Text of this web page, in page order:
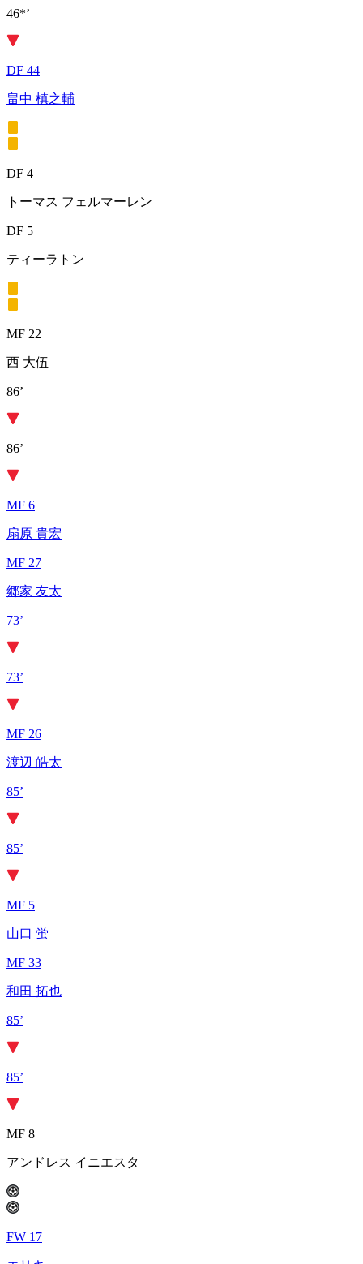
46*’
DF 44
畠中 槙之輔
DF 4
トーマス フェルマーレン
DF 5
ティーラトン
MF 22
西 大伍
86’
86’
MF 6
扇原 貴宏
MF 27
郷家 友太
73’
73’
MF 26
渡辺 皓太
85’
85’
MF 5
山口 蛍
MF 33
和田 拓也
85’
85’
MF 8
アンドレス イニエスタ
FW 17